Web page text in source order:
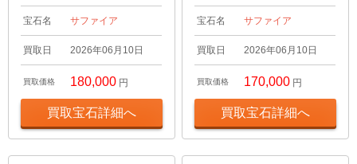
宝石名 サファイア
買取日 2026年06月10日
買取価格 180,000 円
買取宝石詳細へ
宝石名 サファイア
買取日 2026年06月10日
買取価格 170,000 円
買取宝石詳細へ